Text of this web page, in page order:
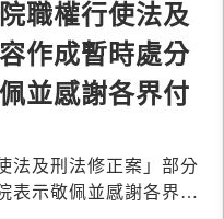
職權行使法及
作成暫時處分
並感謝各界付
法及刑法修正案」部分
示敬佩並感謝各界付